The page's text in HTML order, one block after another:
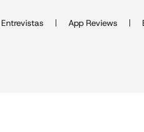
Entrevistas App Reviews